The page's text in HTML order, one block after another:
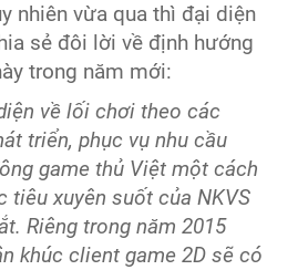
nhiên vừa qua thì đại diện
sẻ đôi lời về định hướng
trong năm mới:
về lối chơi theo các
triển, phục vụ nhu cầu
game thủ Việt một cách
tiêu xuyên suốt của NKVS
Riêng trong năm 2015
khúc client game 2D sẽ có